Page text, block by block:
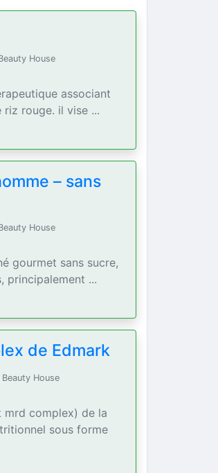
House
associant
rouge. il vise ...
– sans
House
gourmet sans sucre,
principalement ...
de Edmark
House
complex) de la
sous forme